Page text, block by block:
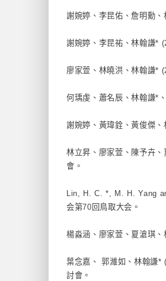
謝婉婷、李昆佑、詹明勳
謝婉婷、李昆祐、林翰謙*
廖家萱、林曉洪、林翰謙*
何瑀虔、蕭名辰、林翰謙*
謝婉婷、黃瑋銓、黃俊傑
林立昇、廖家萱、陳予卉
會。
Lin, H. C. *, M. H. Yang
会第70回鳥取大会。
楊淼涵、廖家萱、夏滄琪
葉念嘉、 郭濰如、林翰謙*
討會。